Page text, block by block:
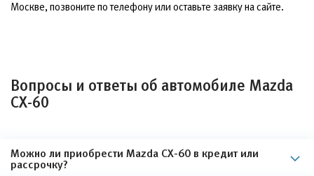
Москве, позвоните по телефону или оставьте заявку на сайте.
Вопросы и ответы об автомобиле Mazda
CX-60
Можно ли приобрести Mazda CX-60 в кредит или
рассрочку?